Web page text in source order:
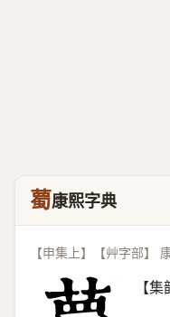
薥康熙字典
【申集上】【艸字部】
【